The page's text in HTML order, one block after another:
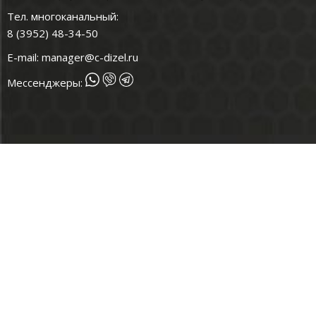
Тел. многоканальный:
8 (3952) 48-34-50
E-mail: manager@c-dizel.ru
Мессенджеры: